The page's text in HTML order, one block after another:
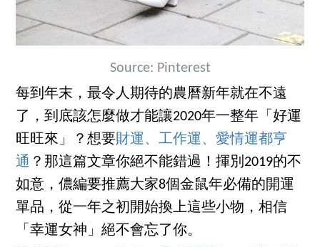
Source: Pinterest
每到年末，最令人期待的農曆新年就在不遠
了，到底該怎麼做才能讓2020年一整年「好運
旺旺來」？想要財運、工作運、愛情運都亨
通 ？那這篇文章你絕不能錯過！揮別2019的不
如意，儂編要推薦大家8個金鼠年必備的開運
單品，從一年之初開始換上這些小物，相信
「幸運女神」絕不會忘了你。